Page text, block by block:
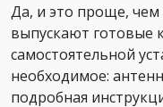
Да, и это проще, чем
выпускают готовые
самостоятельной
необходимое:
подробная